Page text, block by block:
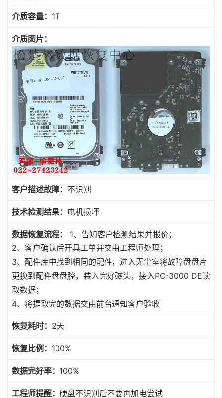
介质容量： 1T
介质图片：
客户描述故障： 不识别
技术检测结果： 电机损坏
数据恢复流程：
1、告知客户检测结果并报价；
2、客户确认后开具工单并交由工程师处理；
3、配件库中找到相同的配件，进入无尘室将故障盘盘片
更换到配件盘盘腔，装入完好磁头，接入PC-3000 DE读
取数据；
4、将提取完的数据交由前台通知客户验收
恢复耗时： 2天
恢复比例： 100%
数据完好率： 100%
工程师提醒： 硬盘不识别后不要再加电尝试